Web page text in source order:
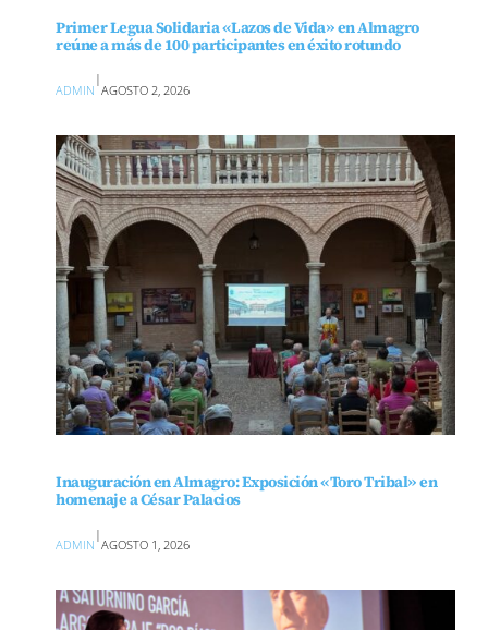
Primer Legua Solidaria «Lazos de Vida» en Almagro
reúne a más de 100 participantes en éxito rotundo
ADMIN
|
AGOSTO 2, 2026
Inauguración en Almagro: Exposición «Toro Tribal» en
homenaje a César Palacios
ADMIN
|
AGOSTO 1, 2026